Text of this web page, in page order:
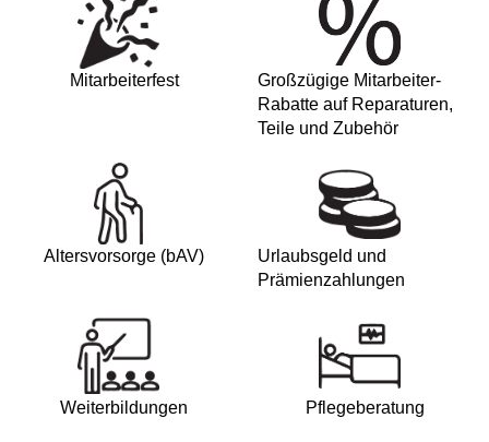
Mitarbeiterfest
Großzügige Mitarbeiter-
Rabatte auf Reparaturen,
Teile und Zubehör
Altersvorsorge (bAV)
Urlaubsgeld und
Prämienzahlungen
Weiterbildungen Pflegeberatung